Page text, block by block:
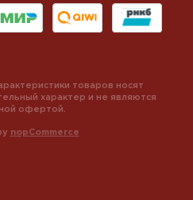
nopCommerce
товаров носят
характер и не являются
офертой.